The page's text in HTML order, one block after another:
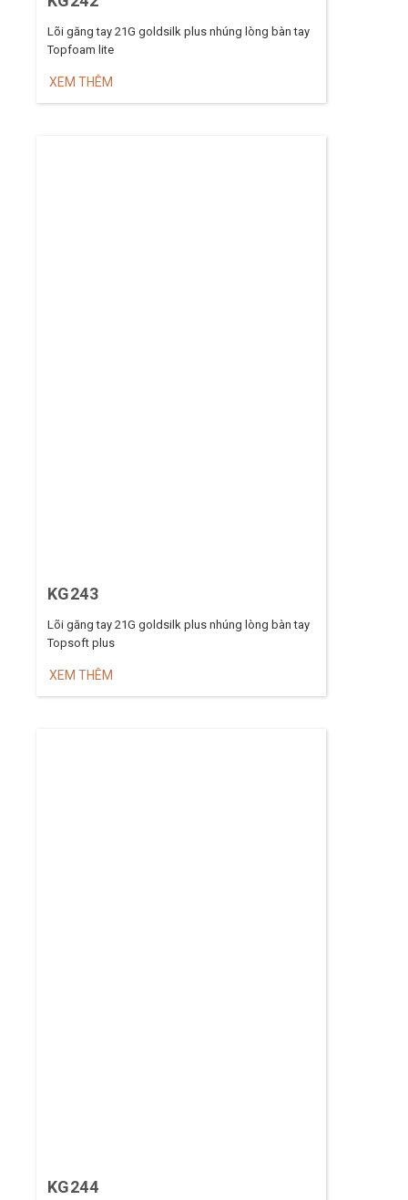
Lõi găng tay 21G goldsilk plus nhúng lòng bàn tay
Topfoam lite
XEM THÊM
KG243
Lõi găng tay 21G goldsilk plus nhúng lòng bàn tay
Topsoft plus
XEM THÊM
KG244